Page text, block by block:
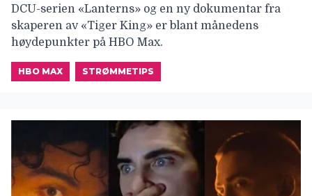
DCU-serien «Lanterns» og en ny dokumentar fra
skaperen av «Tiger King» er blant månedens
høydepunkter på HBO Max.
HBO MAX STRØMMETIPS